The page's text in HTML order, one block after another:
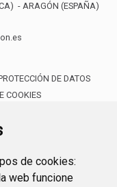
de cookies:
web funcione
- ARAGÓN (ESPAÑA)
DE DATOS
COOKIES